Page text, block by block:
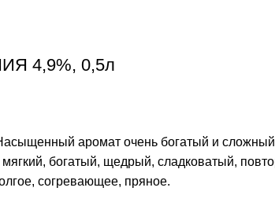
4,9%, 0,5л
аромат очень богатый и
богатый, щедрый, сладковатый,
согревающее, пряное.